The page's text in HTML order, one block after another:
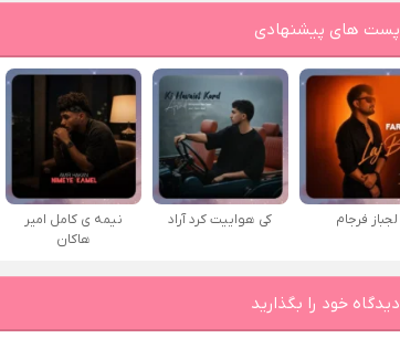
پست های پیشنهادی
لجباز فرجام کی هواییت کرد آراد
نیمه ی کامل امیر
هاکان
دیدگاه خود را بگذارید